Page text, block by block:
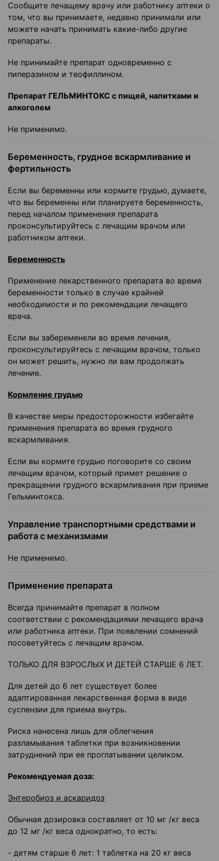
Сообщите лечащему врачу или работнику аптеки о
том, что вы принимаете, недавно принимали или
можете начать принимать какие-либо другие
препараты.
Не принимайте препарат одновременно с
пиперазином и теофиллином.
Препарат ГЕЛЬМИНТОКС с пищей, напитками и
алкоголем
Не применимо.
Беременность, грудное вскармливание и
фертильность
Если вы беременны или кормите грудью, думаете,
что вы беременны или планируете беременность,
перед началом применения препарата
проконсультируйтесь с лечащим врачом или
работником аптеки.
Беременность
Применение лекарственного препарата во время
беременности только в случае крайней
необходимости и по рекомендации лечащего
врача.
Если вы забеременели во время лечения,
проконсультируйтесь с лечащим врачом, только
он может решить, нужно ли вам продолжать
лечение.
Кормление грудью
В качестве меры предосторожности избегайте
применения препарата во время грудного
вскармливания.
Если вы кормите грудью поговорите со своим
лечащим врачом, который примет решение о
прекращении грудного вскармливания при приеме
Гельминтокса.
Управление транспортными средствами и
работа с механизмами
Не применимо.
Применение препарата
Всегда принимайте препарат в полном
соответствии с рекомендациями лечащего врача
или работника аптеки. При появлении сомнений
посоветуйтесь с лечащим врачом.
ТОЛЬКО ДЛЯ ВЗРОСЛЫХ И ДЕТЕЙ СТАРШЕ 6 ЛЕТ.
Для детей до 6 лет существует более
адаптированная лекарственная форма в виде
суспензии для приема внутрь.
Риска нанесена лишь для облегчения
разламывания таблетки при возникновении
затруднений при ее проглатывании целиком.
Рекомендуемая доза:
Энтеробиоз и аскаридоз
Обычная дозировка составляет от 10 мг /кг веса
до 12 мг /кг веса однократно, то есть:
- детям старше 6 лет: 1 таблетка на 20 кг веса